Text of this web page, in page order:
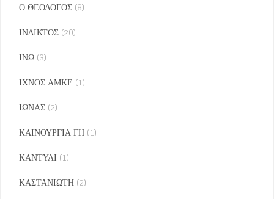
Ο ΘΕΟΛΟΓΟΣ (8)
ΙΝΔΙΚΤΟΣ (20)
ΙΝΩ (3)
ΙΧΝΟΣ ΑΜΚΕ (1)
ΙΩΝΑΣ (2)
ΚΑΙΝΟΥΡΓΙΑ ΓΗ (1)
ΚΑΝΤΥΛΙ (1)
ΚΑΣΤΑΝΙΩΤΗ (2)